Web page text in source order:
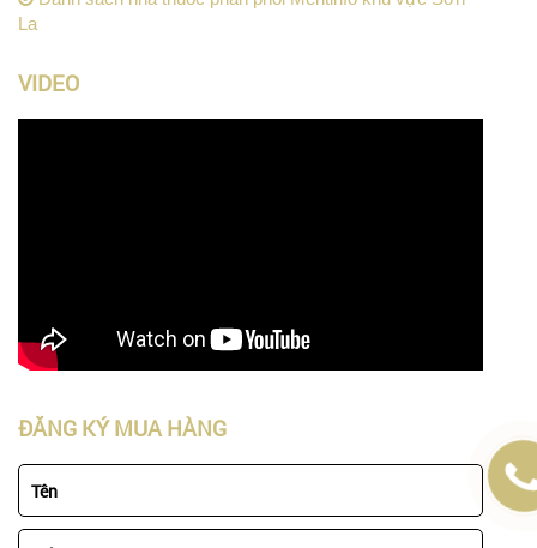
La
VIDEO
ĐĂNG KÝ MUA HÀNG